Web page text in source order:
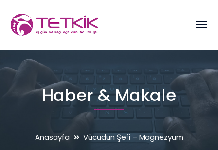
Haber & Makale
Anasayfa Vücudun Şefi – Magnezyum